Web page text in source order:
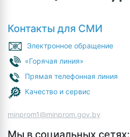
Контакты для СМИ
Электронное обращение
«Горячая линия»
Прямая телефонная линия
Качество и сервис
minprom1@minprom.gov.by
Мы в социальных сетях: